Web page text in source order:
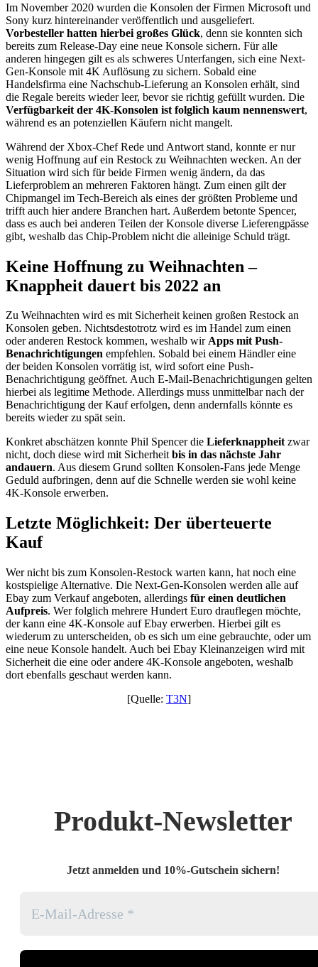
Im November 2020 wurden die Konsolen der Firmen Microsoft und
Sony kurz hintereinander veröffentlich und ausgeliefert.
Vorbesteller hatten hierbei großes Glück, denn sie konnten sich
bereits zum Release-Day eine neue Konsole sichern. Für alle
anderen hingegen gilt es als schweres Unterfangen, sich eine Next-
Gen-Konsole mit 4K Auflösung zu sichern. Sobald eine
Handelsfirma eine Nachschub-Lieferung an Konsolen erhält, sind
die Regale bereits wieder leer, bevor sie richtig gefüllt wurden. Die
Verfügbarkeit der 4K-Konsolen ist folglich kaum nennenswert,
während es an potenziellen Käufern nicht mangelt.
Während der Xbox-Chef Rede und Antwort stand, konnte er nur
wenig Hoffnung auf ein Restock zu Weihnachten wecken. An der
Situation wird sich für beide Firmen wenig ändern, da das
Lieferproblem an mehreren Faktoren hängt. Zum einen gilt der
Chipmangel im Tech-Bereich als eines der größten Probleme und
trifft auch hier andere Branchen hart. Außerdem betonte Spencer,
dass es auch bei anderen Teilen der Konsole diverse Lieferengpässe
gibt, weshalb das Chip-Problem nicht die alleinige Schuld trägt.
Keine Hoffnung zu Weihnachten –
Knappheit dauert bis 2022 an
Zu Weihnachten wird es mit Sicherheit keinen großen Restock an
Konsolen geben. Nichtsdestotrotz wird es im Handel zum einen
oder anderen Restock kommen, weshalb wirApps mit Push-
Benachrichtigungen empfehlen. Sobald bei einem Händler eine
der beiden Konsolen vorrätig ist, wird sofort eine Push-
Benachrichtigung geöffnet. Auch E-Mail-Benachrichtigungen gelten
hierbei als legitime Methode. Allerdings muss unmittelbar nach der
Benachrichtigung der Kauf erfolgen, denn andernfalls könnte es
bereits wieder zu spät sein.
Konkret abschätzen konnte Phil Spencer die Lieferknappheitzwar
nicht, doch diese wird mit Sicherheitbis in das nächste Jahr
andauern. Aus diesem Grund sollten Konsolen-Fans jede Menge
Geduld aufbringen, denn auf die Schnelle werden sie wohl keine
4K-Konsole erwerben.
Letzte Möglichkeit: Der überteuerte
Kauf
Wer nicht bis zum Konsolen-Restock warten kann, hat noch eine
kostspielige Alternative. Die Next-Gen-Konsolen werden alle auf
Ebay zum Verkauf angeboten, allerdings für einen deutlichen
Aufpreis. Wer folglich mehrere Hundert Euro drauflegen möchte,
der kann eine 4K-Konsole auf Ebay erwerben. Hierbei gilt es
wiederum zu unterscheiden, ob es sich um eine gebrauchte, oder um
eine neue Konsole handelt. Auch bei Ebay Kleinanzeigen wird mit
Sicherheit die eine oder andere 4K-Konsole angeboten, weshalb
dort ebenfalls geschaut werden kann.
[Quelle: T3N]
Produkt-Newsletter
Jetzt anmelden und 10%-Gutschein sichern!